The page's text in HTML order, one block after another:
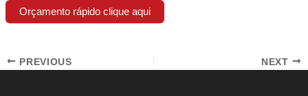
Orçamento rápido clique aqui
PREVIOUS NEXT